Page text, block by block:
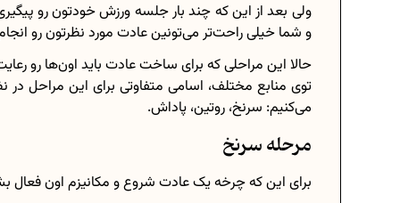
ولی بعد از این که چند بار جلسه ورزش خودتون رو
و شما خیلی راحت‌تر می‌تونین عادت مورد نظرتون رو
حالا این مراحلی که برای ساخت عادت باید اون‌ها رو
توی منابع مختلف، اسامی متفاوتی برای این مراحل در
می‌کنیم: سرنخ، روتین، پاداش.
مرحله سرنخ
برای این که چرخه یک عادت شروع و مکانیزم اون فعال